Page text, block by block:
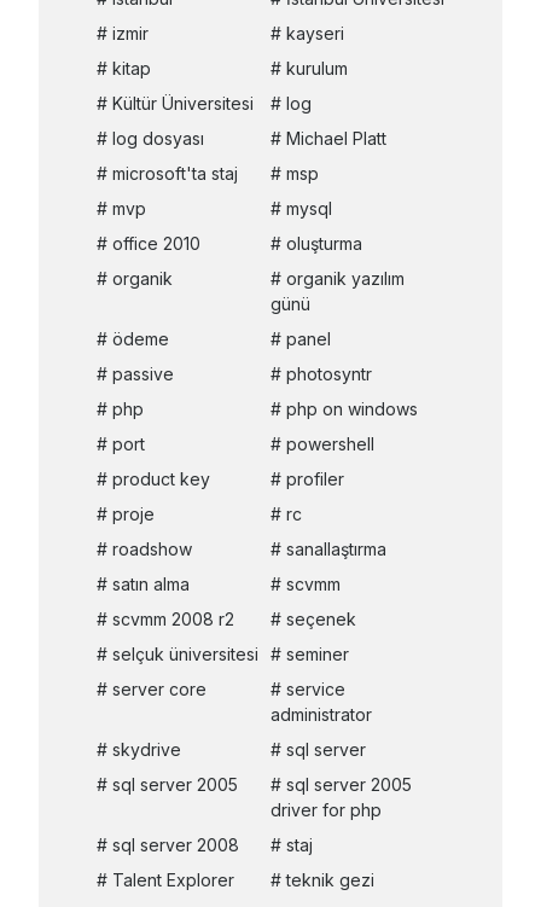
izmir
kayseri
kitap
kurulum
Kültür Üniversitesi
log
log dosyası
Michael Platt
microsoft'ta staj
msp
mvp
mysql
office 2010
oluşturma
organik
organik yazılım
günü
ödeme
panel
passive
photosyntr
php
php on windows
port
powershell
product key
profiler
proje
rc
roadshow
sanallaştırma
satın alma
scvmm
scvmm 2008 r2
seçenek
selçuk üniversitesi
seminer
server core
service
administrator
skydrive
sql server
sql server 2005
sql server 2005
driver for php
sql server 2008
staj
Talent Explorer
teknik gezi